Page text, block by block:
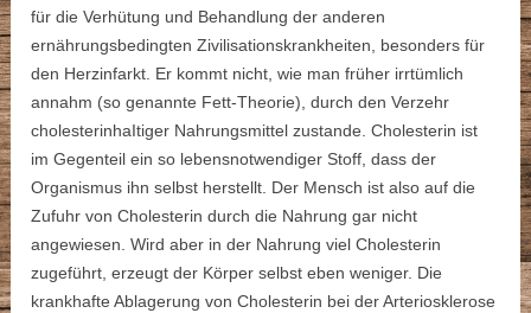
für die Verhütung und Behandlung der anderen
ernährungsbedingten Zivilisationskrankheiten, besonders für
den Herzinfarkt. Er kommt nicht, wie man früher irrtümlich
annahm (so genannte Fett-Theorie), durch den Verzehr
cholesterinhaItiger Nahrungsmittel zustande. Cholesterin ist
im Gegenteil ein so lebensnotwendiger Stoff, dass der
Organismus ihn selbst herstellt. Der Mensch ist also auf die
Zufuhr von Cholesterin durch die Nahrung gar nicht
angewiesen. Wird aber in der Nahrung viel Cholesterin
zugeführt, erzeugt der Körper selbst eben weniger. Die
krankhafte Ablagerung von Cholesterin bei der Arteriosklerose